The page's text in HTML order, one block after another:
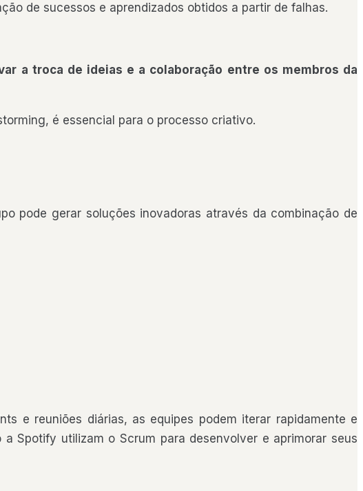
de sucessos e aprendizados obtidos a partir de falhas.
a troca de ideias e a colaboração entre os membros da
é essencial para o processo criativo.
pode gerar soluções inovadoras através da combinação de
e reuniões diárias, as equipes podem iterar rapidamente e
Spotify utilizam o Scrum para desenvolver e aprimorar seus